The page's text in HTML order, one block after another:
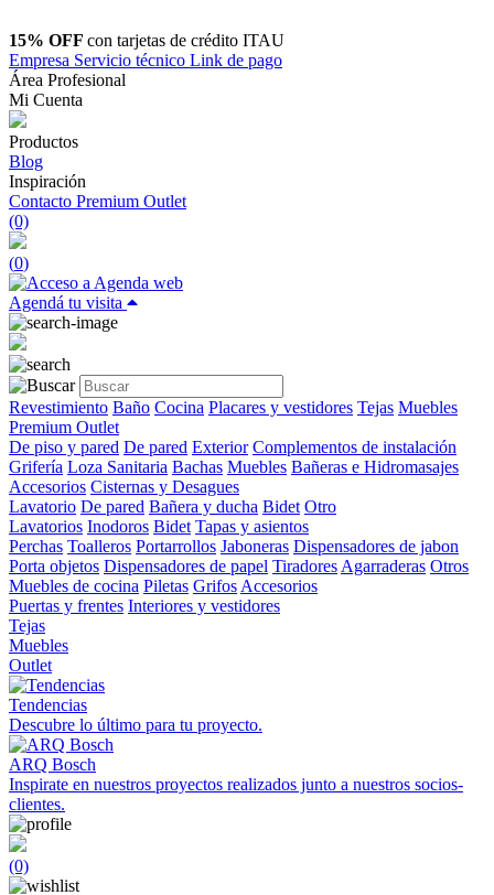
15% OFF con tarjetas de crédito ITAU
Empresa Servicio técnico Link de pago
Área Profesional
Mi Cuenta
Productos
Blog
Inspiración
Contacto Premium Outlet
(0)
(0)
Agendá tu visita
Revestimiento Baño Cocina Placares y vestidores Tejas Muebles
Premium Outlet
De piso y pared De pared Exterior Complementos de instalación
Grifería Loza Sanitaria Bachas Muebles Bañeras e Hidromasajes
Accesorios Cisternas y Desagues
Lavatorio De pared Bañera y ducha Bidet Otro
Lavatorios Inodoros Bidet Tapas y asientos
Perchas Toalleros Portarrollos Jaboneras Dispensadores de jabon
Porta objetos Dispensadores de papel Tiradores Agarraderas Otros
Muebles de cocina Piletas Grifos Accesorios
Puertas y frentes Interiores y vestidores
Tejas
Muebles
Outlet
Tendencias
Descubre lo último para tu proyecto.
ARQ Bosch
Inspirate en nuestros proyectos realizados junto a nuestros socios-
clientes.
(0)